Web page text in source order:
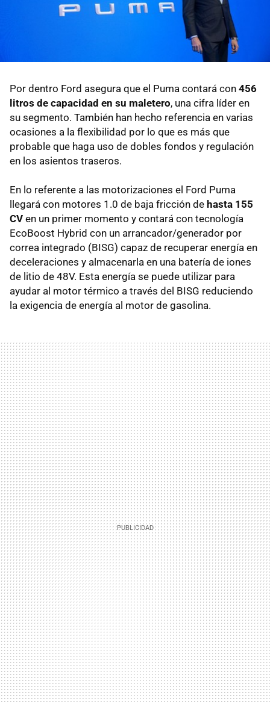
Por dentro Ford asegura que el Puma contará con 456
litros de capacidad en su maletero, una cifra líder en
su segmento. También han hecho referencia en varias
ocasiones a la flexibilidad por lo que es más que
probable que haga uso de dobles fondos y regulación
en los asientos traseros.
En lo referente a las motorizaciones el Ford Puma
llegará con motores 1.0 de baja fricción de hasta 155
CV en un primer momento y contará con tecnología
EcoBoost Hybrid con un arrancador/generador por
correa integrado (BISG) capaz de recuperar energía en
deceleraciones y almacenarla en una batería de iones
de litio de 48V. Esta energía se puede utilizar para
ayudar al motor térmico a través del BISG reduciendo
la exigencia de energía al motor de gasolina.